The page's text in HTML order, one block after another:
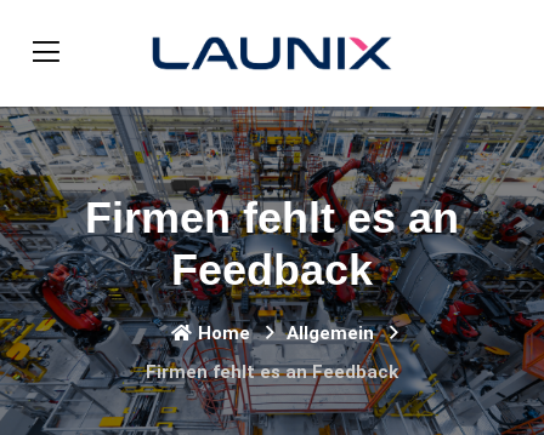
Firmen fehlt es an
Feedback
Home
Allgemein
Firmen fehlt es an Feedback